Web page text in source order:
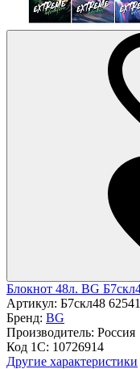
Блокнот 48л. BG
Артикул: Б7скл48 62541
Бренд: BG
Производитель: Россия
Код 1С: 10726914
Другие характеристики